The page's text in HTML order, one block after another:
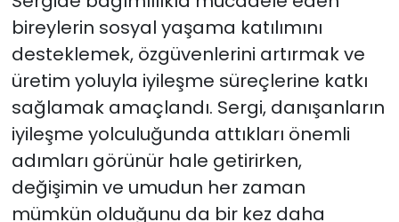
bireylerin sosyal yaşama katılımını
desteklemek, özgüvenlerini artırmak ve
üretim yoluyla iyileşme süreçlerine katkı
sağlamak amaçlandı. Sergi, danışanların
iyileşme yolculuğunda attıkları önemli
adımları görünür hale getirirken,
değişimin ve umudun her zaman
mümkün olduğunu da bir kez daha